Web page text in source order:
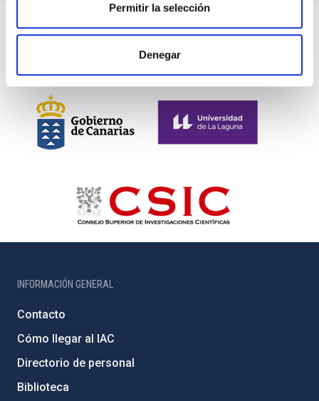
Permitir la selección
Denegar
INFORMACIÓN GENERAL
Contacto
Cómo llegar al IAC
Directorio de personal
Biblioteca